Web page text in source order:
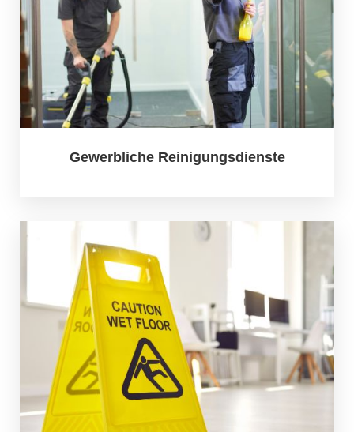
Gewerbliche Reinigungsdienste